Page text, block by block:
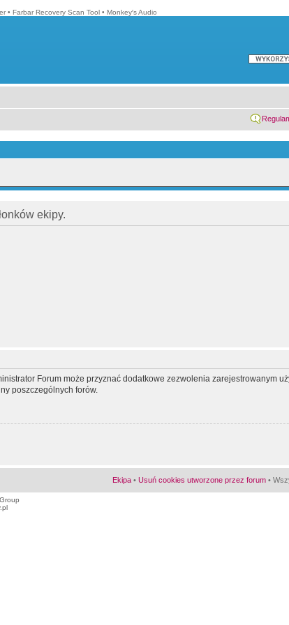
• Farbar Recovery Scan Tool • Monkey′s Audio
ekipy.
Forum może przyznać dodatkowe zezwolenia zarejestrowanym
poszczególnych forów.
Ekipa • Usuń cookies utworzone przez forum •